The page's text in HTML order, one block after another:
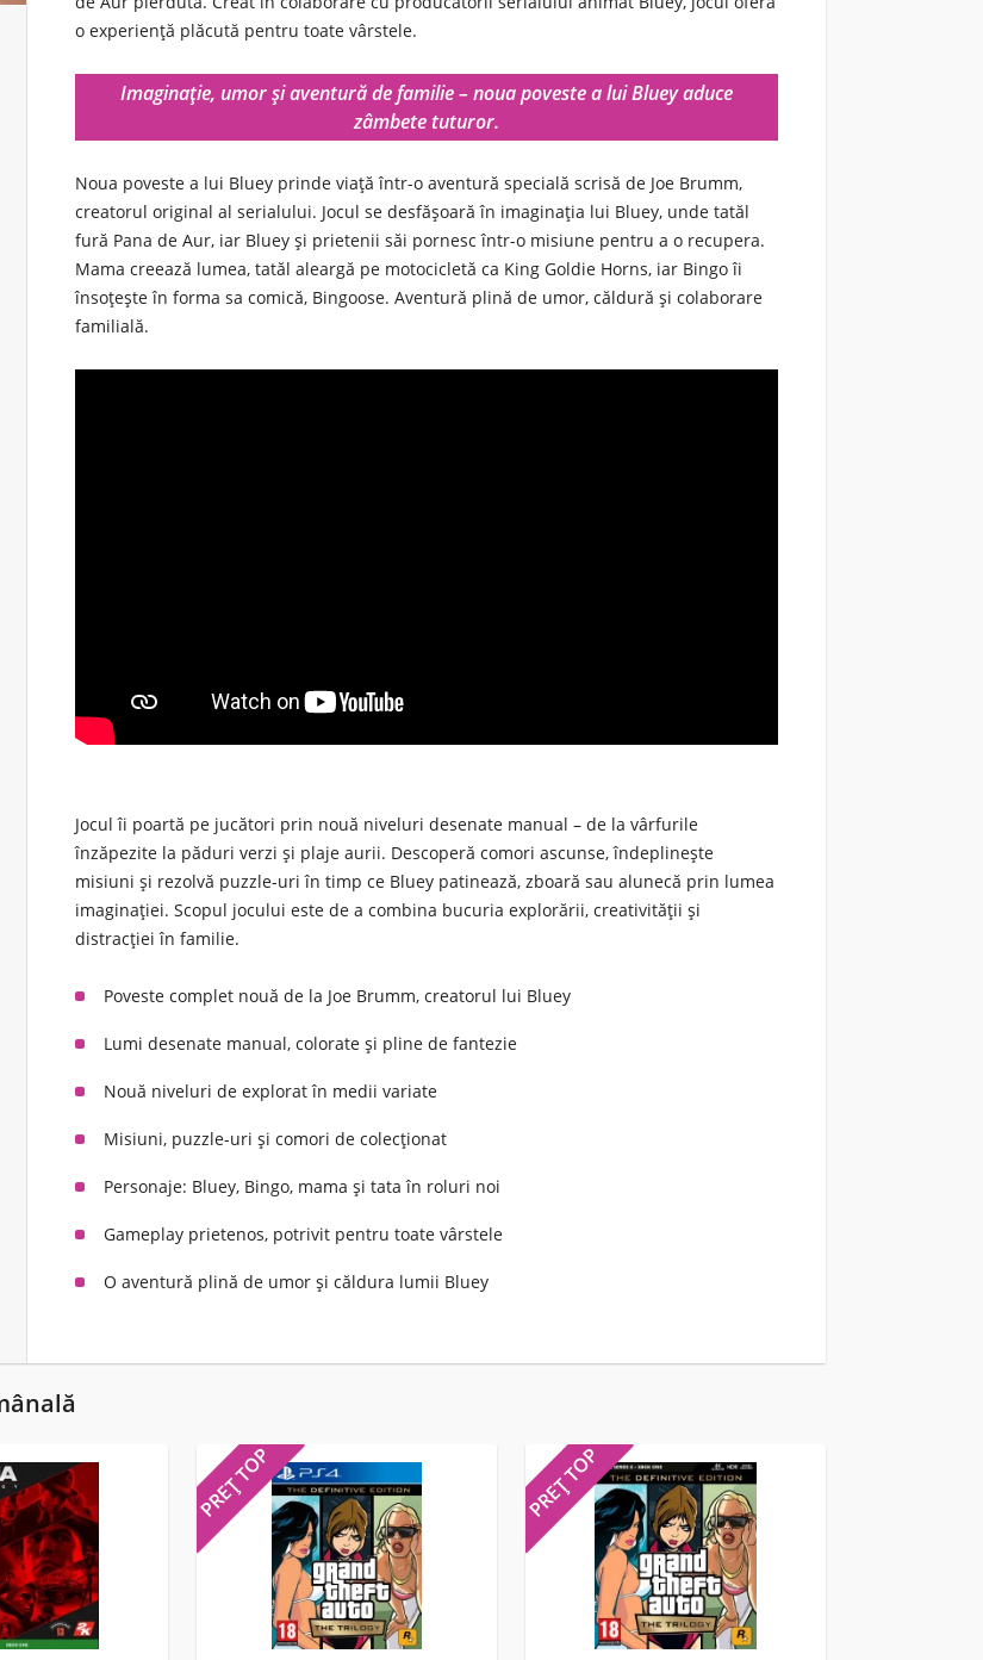
o experiență plăcută pentru toate vârstele.
Imaginație, umor și aventură de familie – noua poveste a lui Bluey aduce
zâmbete tuturor.
Noua poveste a lui Bluey prinde viață într-o aventură specială scrisă de Joe Brumm,
creatorul original al serialului. Jocul se desfășoară în imaginația lui Bluey, unde tatăl
fură Pana de Aur, iar Bluey și prietenii săi pornesc într-o misiune pentru a o recupera.
Mama creează lumea, tatăl aleargă pe motocicletă ca King Goldie Horns, iar Bingo îi
însoțește în forma sa comică, Bingoose. Aventură plină de umor, căldură și colaborare
familială.
Jocul îi poartă pe jucători prin nouă niveluri desenate manual – de la vârfurile
înzăpezite la păduri verzi și plaje aurii. Descoperă comori ascunse, îndeplinește
misiuni și rezolvă puzzle-uri în timp ce Bluey patinează, zboară sau alunecă prin lumea
imaginației. Scopul jocului este de a combina bucuria explorării, creativității și
distracției în familie.
Poveste complet nouă de la Joe Brumm, creatorul lui Bluey
Lumi desenate manual, colorate și pline de fantezie
Nouă niveluri de explorat în medii variate
Misiuni, puzzle-uri și comori de colecționat
Personaje: Bluey, Bingo, mama și tata în roluri noi
Gameplay prietenos, potrivit pentru toate vârstele
O aventură plină de umor și căldura lumii Bluey
PREȚ TOP PREȚ TOP